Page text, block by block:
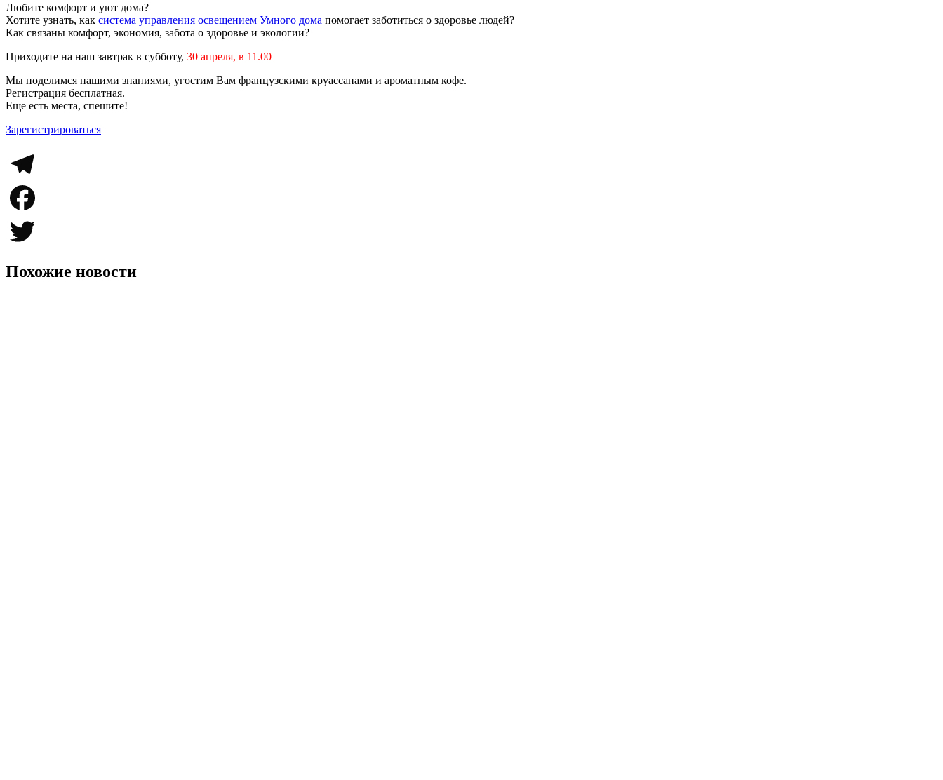
Любите комфорт и уют дома?
Хотите узнать, как система управления освещением Умного дома помогает заботиться о здоровье людей?
Как связаны комфорт, экономия, забота о здоровье и экологии?
Приходите на наш завтрак в субботу, 30 апреля, в 11.00
Мы поделимся нашими знаниями, угостим Вам французскими круассанами и ароматным кофе.
Регистрация бесплатная.
Еще есть места, спешите!
Зарегистрироваться
Telegram
Facebook
Twitter
Похожие новости